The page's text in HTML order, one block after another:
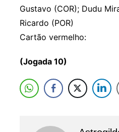
Gustavo (COR); Dudu
Ricardo (POR)
Cartão vermelho:
(Jogada 10)